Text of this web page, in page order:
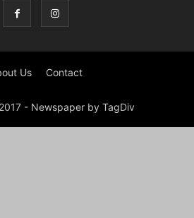
Us Contact
- Newspaper by TagDiv